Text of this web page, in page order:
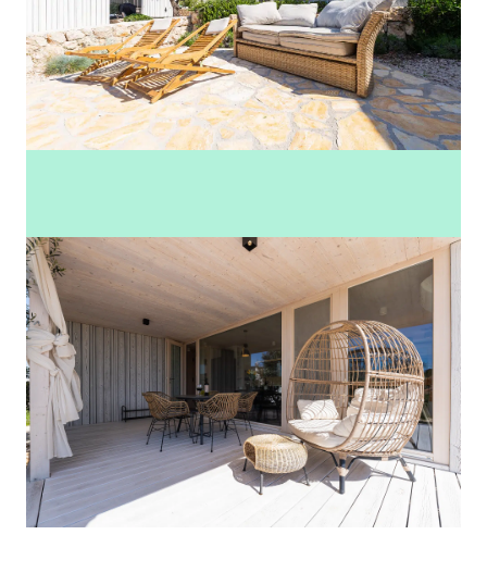
Zobrazit další fotky (23)